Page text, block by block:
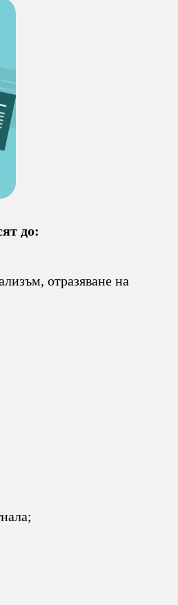
до:
отразяване на